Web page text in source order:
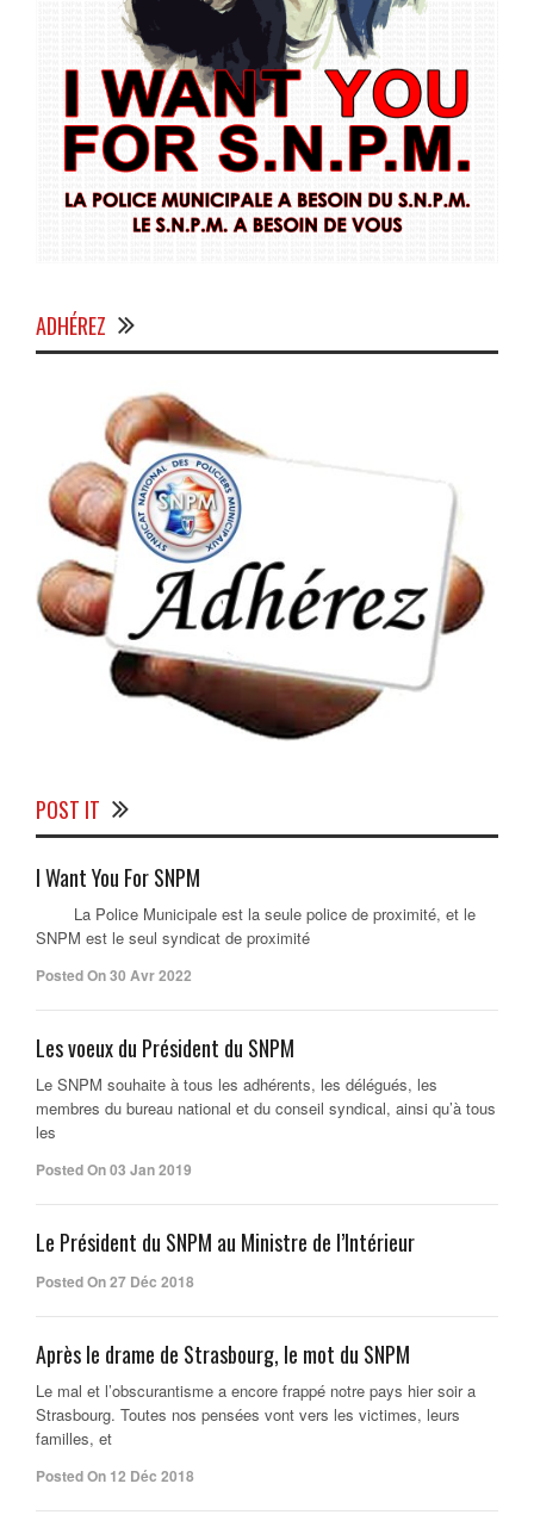
ADHÉREZ
POST IT
I Want You For SNPM
La Police Municipale est la seule police de proximité, et le
SNPM est le seul syndicat de proximité
Posted On 30 Avr 2022
Les voeux du Président du SNPM
Le SNPM souhaite à tous les adhérents, les délégués, les
membres du bureau national et du conseil syndical, ainsi qu’à tous
les
Posted On 03 Jan 2019
Le Président du SNPM au Ministre de l’Intérieur
Posted On 27 Déc 2018
Après le drame de Strasbourg, le mot du SNPM
Le mal et l’obscurantisme a encore frappé notre pays hier soir a
Strasbourg. Toutes nos pensées vont vers les victimes, leurs
familles, et
Posted On 12 Déc 2018